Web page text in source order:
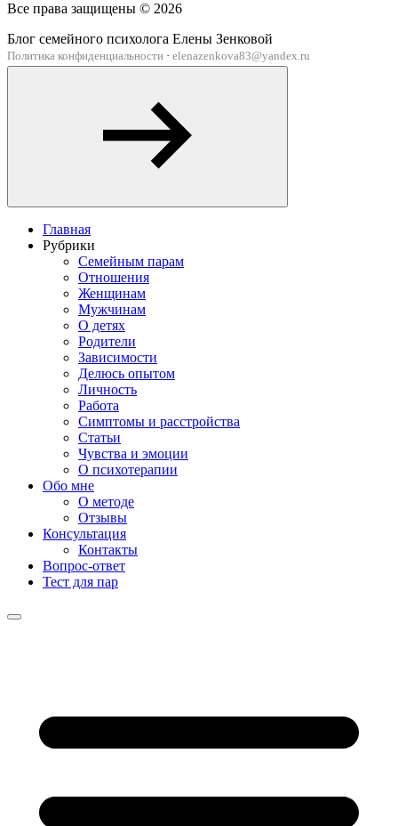
Все права защищены © 2026
Блог семейного психолога Елены Зенковой
Политика конфиденциальности · elenazenkova83@yandex.ru
Главная
Рубрики
Семейным парам
Отношения
Женщинам
Мужчинам
О детях
Родители
Зависимости
Делюсь опытом
Личность
Работа
Симптомы и расстройства
Статьи
Чувства и эмоции
О психотерапии
Обо мне
О методе
Отзывы
Консультация
Контакты
Вопрос-ответ
Тест для пар